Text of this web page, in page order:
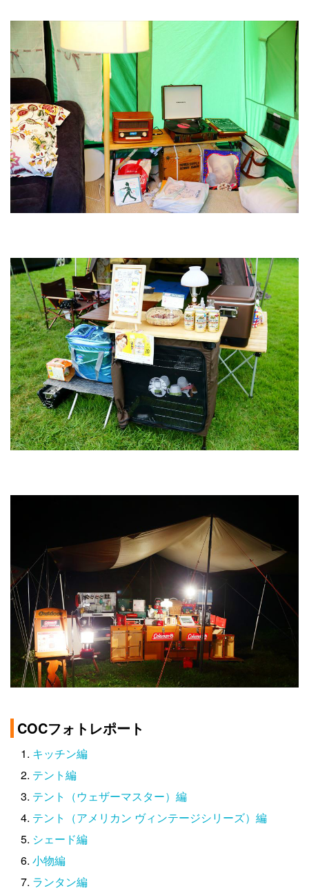
COCフォトレポート
キッチン編
テント編
テント（ウェザーマスター）編
テント（アメリカン ヴィンテージシリーズ）編
シェード編
小物編
ランタン編